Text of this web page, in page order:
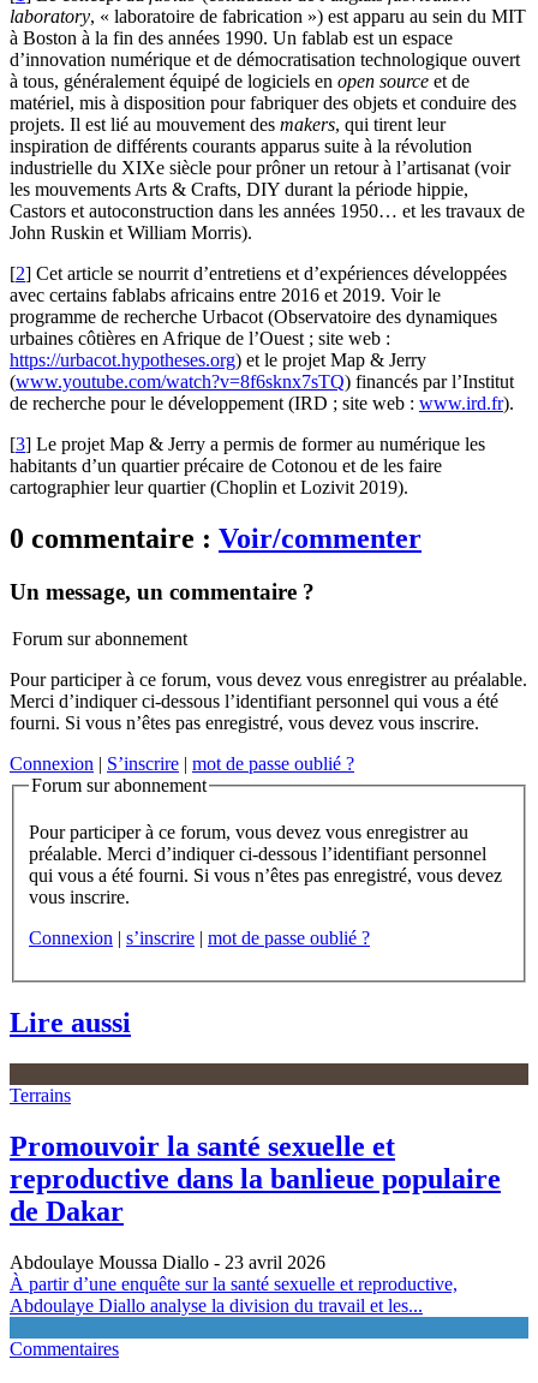
laboratory, « laboratoire de fabrication ») est apparu au sein du MIT
à Boston à la fin des années 1990. Un fablab est un espace
d’innovation numérique et de démocratisation technologique ouvert
à tous, généralement équipé de logiciels en open source et de
matériel, mis à disposition pour fabriquer des objets et conduire des
projets. Il est lié au mouvement des makers, qui tirent leur
inspiration de différents courants apparus suite à la révolution
industrielle du XIXe siècle pour prôner un retour à l’artisanat (voir
les mouvements Arts & Crafts, DIY durant la période hippie,
Castors et autoconstruction dans les années 1950… et les travaux de
John Ruskin et William Morris).
[2] Cet article se nourrit d’entretiens et d’expériences développées
avec certains fablabs africains entre 2016 et 2019. Voir le
programme de recherche Urbacot (Observatoire des dynamiques
urbaines côtières en Afrique de l’Ouest ; site web :
https://urbacot.hypotheses.org) et le projet Map & Jerry
(www.youtube.com/watch?v=8f6sknx7sTQ) financés par l’Institut
de recherche pour le développement (IRD ; site web : www.ird.fr).
[3] Le projet Map & Jerry a permis de former au numérique les
habitants d’un quartier précaire de Cotonou et de les faire
cartographier leur quartier (Choplin et Lozivit 2019).
0 commentaire : Voir/commenter
Un message, un commentaire ?
Forum sur abonnement
Pour participer à ce forum, vous devez vous enregistrer au préalable.
Merci d’indiquer ci-dessous l’identifiant personnel qui vous a été
fourni. Si vous n’êtes pas enregistré, vous devez vous inscrire.
Connexion | S’inscrire | mot de passe oublié ?
Forum sur abonnement
Pour participer à ce forum, vous devez vous enregistrer au
préalable. Merci d’indiquer ci-dessous l’identifiant personnel
qui vous a été fourni. Si vous n’êtes pas enregistré, vous devez
vous inscrire.
Connexion | s’inscrire | mot de passe oublié ?
Lire aussi
Terrains
Promouvoir la santé sexuelle et
reproductive dans la banlieue populaire
de Dakar
Abdoulaye Moussa Diallo - 23 avril 2026
À partir d’une enquête sur la santé sexuelle et reproductive,
Abdoulaye Diallo analyse la division du travail et les...
Commentaires